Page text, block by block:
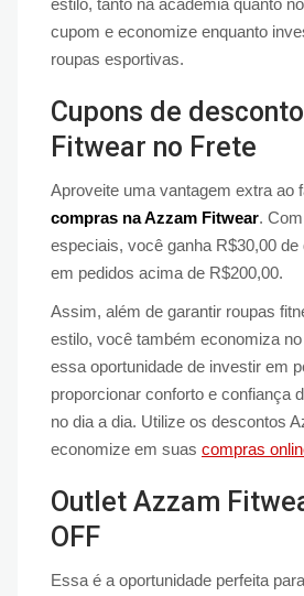
cupom e economize enquanto
roupas esportivas.
Cupons de
Fitwear no Frete
Aproveite uma vantagem extra ao
compras na Azzam Fitwear.
especiais, você ganha R$30,00
em pedidos acima de R$200,00.
Assim, além de garantir roupas
estilo, você também economiza
essa oportunidade de investir em
proporcionar conforto e confiança
no dia a dia. Utilize os descontos
economize em suas compras
Outlet Azzam
OFF
Essa é a oportunidade perfeita